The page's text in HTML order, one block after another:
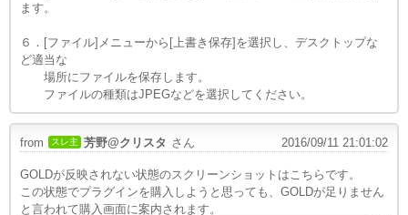
ます。
６．[ファイル]メニューから[上書き保存]を選択し、デスクトップな
ど適当な
場所にファイルを保存します。
ファイルの種類はJPEGなどを選択してください。
from スレ主 芳野@クリスタ さん 2016/09/11 21:01:02
GOLDが反映されない状態のスクリーンショットはこちらです。
この状態でプラグインを購入しようと思っても、GOLDが足りません
と言われて購入画面に案内されます。